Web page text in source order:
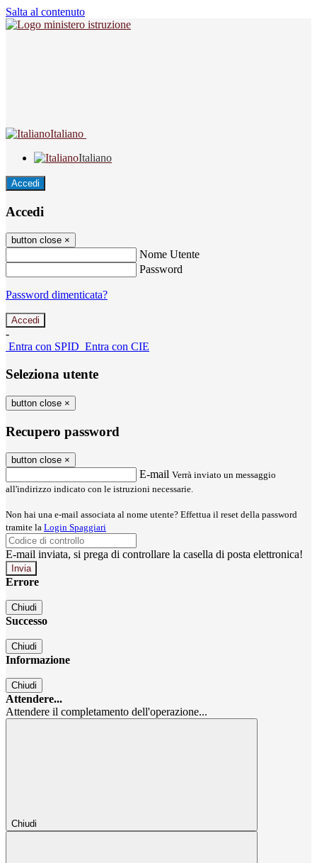
Salta al contenuto
Italiano
Italiano
Accedi
Accedi
button close ×
Nome Utente
Password
Password dimenticata?
-
Entra con SPID Entra con CIE
Seleziona utente
button close ×
Recupero password
button close ×
E-mail Verrà inviato un messaggio
all'indirizzo indicato con le istruzioni necessarie.
Non hai una e-mail associata al nome utente? Effettua il reset della password
tramite la Login Spaggiari
E-mail inviata, si prega di controllare la casella di posta elettronica!
Errore
Chiudi
Successo
Chiudi
Informazione
Chiudi
Attendere...
Attendere il completamento dell'operazione...
Chiudi